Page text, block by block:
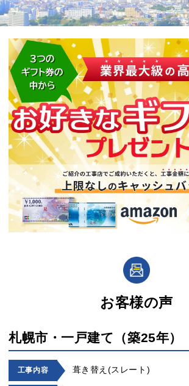
お客様の声
札幌市・一戸建て（築25年）
工事内容 葺き替え(スレート)